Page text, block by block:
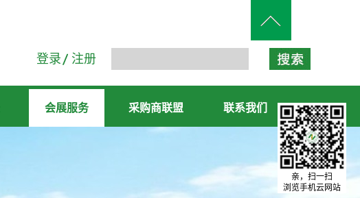
登录 注册
会展服务 采购商联盟 联系我们
亲，扫一扫
浏览手机云网站